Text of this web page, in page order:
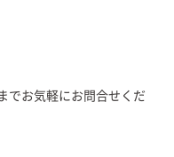
でお気軽にお問合せくだ